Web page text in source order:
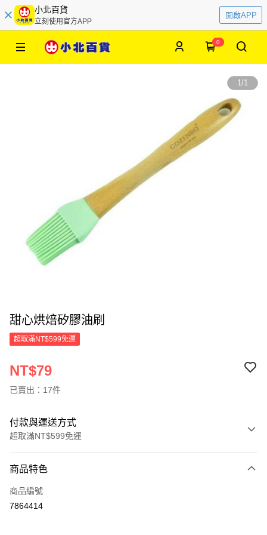
小北百貨
立刻使用官方APP
開啟APP
0
1/1
甜心烘焙矽膠油刷
超取滿NT$599免運
NT$79
已賣出：17件
付款與運送方式
超取滿NT$599免運
信用卡一次付款
超商取貨付款
商品特色
商品編號
7864414